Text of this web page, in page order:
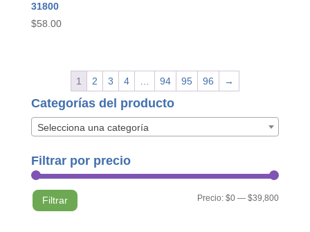
31800
$58.00
1 2 3 4 … 94 95 96 →
Categorías del producto
Selecciona una categoría
Filtrar por precio
Precio
Precio
Filtrar Precio:$0 —$39,800